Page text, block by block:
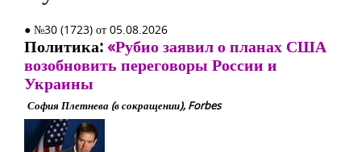
● №30 (1723) от 05.08.2026
Политика:«Рубио заявил о планах США
возобновить переговоры России и
Украины
София Плетнева (в сокращении), Forbes